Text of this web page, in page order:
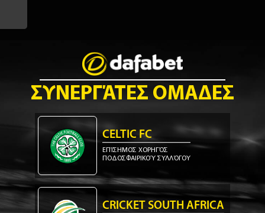
ΣΥΝΕΡΓΆΤΕΣ OΜΑΔΕΣ
CELTIC FC
ΕΠΊΣΗΜΟΣ ΧΟΡΗΓΌΣ
ΠΟΔΟΣΦΑΙΡΙΚΟΎ ΣΥΛΛΌΓΟΥ
CRICKET SOUTH AFRICA